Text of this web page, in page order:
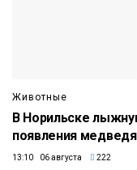
Животные
В Норильске
появления медведя
13:10 06 августа 222